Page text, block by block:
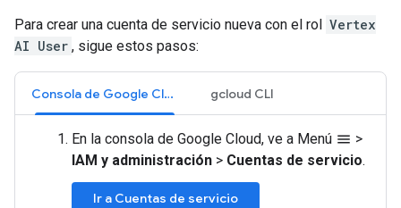
Para crear una cuenta de servicio nueva con el rol
Vertex
AI User , sigue estos pasos:
Consola de Google Cloud gcloud CLI
En la consola de Google Cloud, ve a Menú menu >
IAM y administración > Cuentas de servicio.
Ir a Cuentas de servicio